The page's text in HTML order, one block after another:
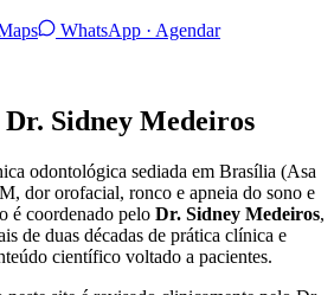
WhatsApp · Agendar
Sidney Medeiros
odontológica sediada em Brasília (Asa
dor orofacial, ronco e apneia do sono e
é coordenado pelo Dr. Sidney Medeiros,
de duas décadas de prática clínica e
científico voltado a pacientes.